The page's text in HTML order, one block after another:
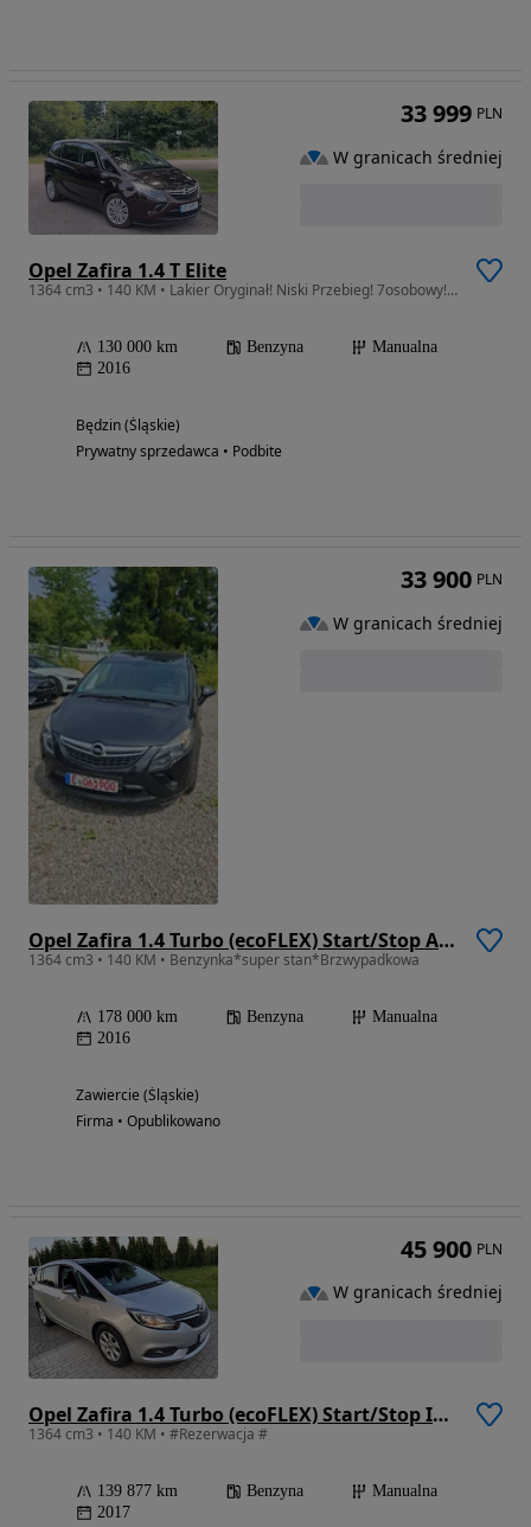
Opel Zafira 1.4 T Elite
1364 cm3 • 140 KM • Lakier Oryginał! Niski Przebieg! 7osobowy! Benzyna! 140KM!
130 000 km Benzyna
Manualna
2016
Będzin (Śląskie)
Prywatny sprzedawca • Podbite
33 999 PLN
W granicach średniej
Opel Zafira 1.4 Turbo (ecoFLEX) Start/Stop Active
1364 cm3 • 140 KM • Benzynka*super stan*Brzwypadkowa
178 000 km Benzyna
Manualna
2016
Zawiercie (Śląskie)
Firma • Opublikowano
33 900 PLN
W granicach średniej
Opel Zafira 1.4 Turbo (ecoFLEX) Start/Stop Innovation
1364 cm3 • 140 KM • #Rezerwacja #
139 877 km Benzyna
Manualna
2017
45 900 PLN
W granicach średniej